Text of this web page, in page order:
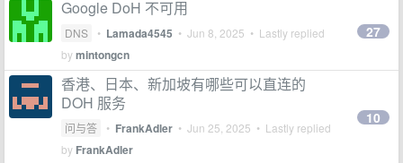
Google DoH 不可用
DNS • Lamada4545 • Jun 8, 2025 • Lastly replied
bymintongcn
27
香港、日本、新加坡有哪些可以直连的
DOH 服务
问与答 • FrankAdler • Jun 25, 2025 • Lastly replied
by FrankAdler
10